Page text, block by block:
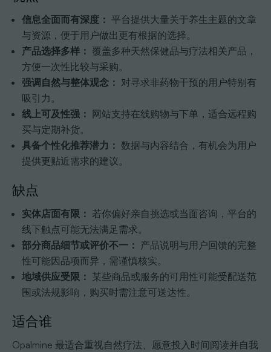
信息全面而有深度： 平台提供大量关于养生主题的文章
与资源，便于用户做出更有根据的选择。
产品选择多样： 覆盖多种天然保健品与疗法相关产品，
方便一次性比较与采购。
强调自然与整体观念： 对寻求非药物干预的用户特别有
吸引力。
线上可及性强： 网站支持在线购物与下单，适合远程购
买与定期补货。
具备个性化推荐潜力： 数据与内容结合，有机会为用户
提供更贴近需求的建议。
缺点
实体店面有限： 若你偏好亲自挑选或当面咨询，平台的
线下触点可能无法满足需求。
部分商品细节或评价不一： 产品说明与用户回馈的完整
性可能因品项而异，需谨慎核实。
地域供应受限： 某些商品或服务的可用性可能受配送范
围或法规影响，购买时需注意可送达性。
适合谁
Opalmine 最适合重视自然疗法、愿意投入时间阅读并自我